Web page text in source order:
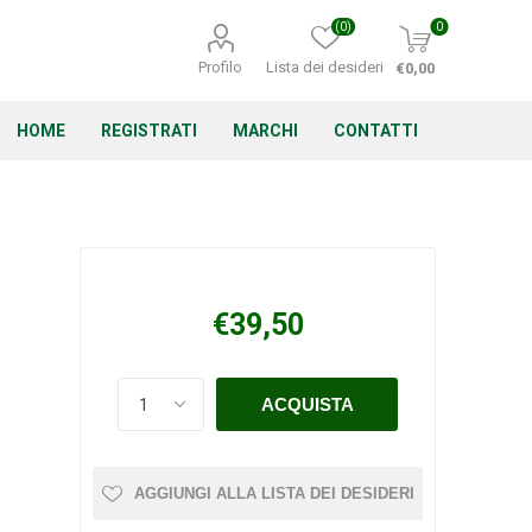
Profilo Lista dei desideri
(0) 0
€0,00
HOME REGISTRATI MARCHI
Echo
CONTATTI
€39,50
AGGIUNGI ALLA LISTA DEI DESIDERI